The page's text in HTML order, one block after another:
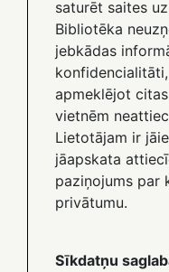
saturēt saites
Bibliotēka
jebkādas
apmeklējot
vietnēm
Lietotājam ir
jāapskata
paziņojums par
privātumu.
Sīkdatņu